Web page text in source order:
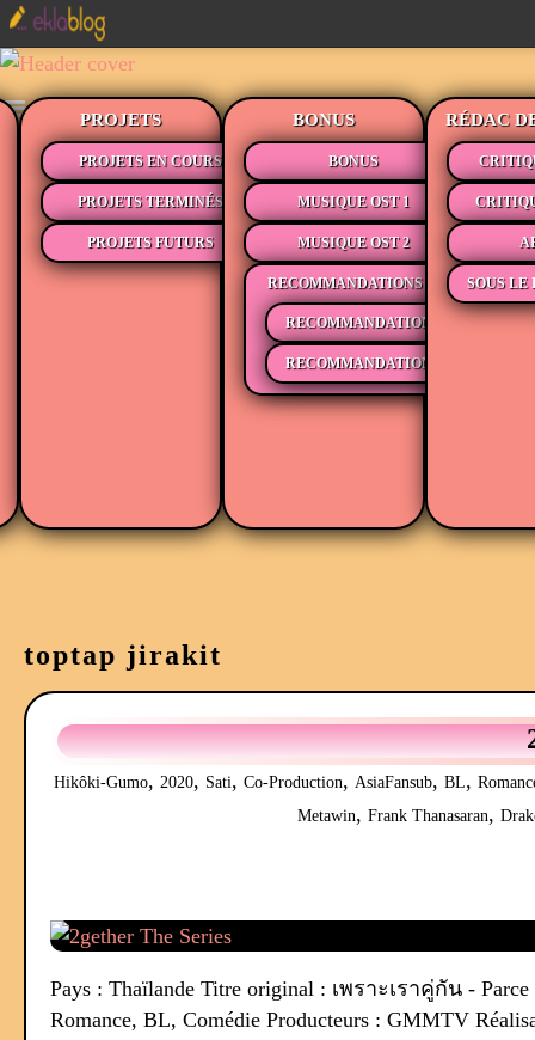
PROJETS
PROJETS EN COURS
PROJETS TERMINÉS
PROJETS FUTURS
BONUS
BONUS
MUSIQUE OST 1
MUSIQUE OST 2
RECOMMANDATIONS
RECOMMANDATIONS MÉDIAS
RECOMMANDATIONS LECTURE
RÉDAC
SOUS
toptap jirakit
Hikôki-Gumo, 2020, Sati, Co-Production, AsiaFansub, BL,
Metawin, Frank Thanasaran,
Pays : Thaïlande Titre original : เพราะเราคู่กัน - Parce
Romance, BL, Comédie Producteurs : GMMTV